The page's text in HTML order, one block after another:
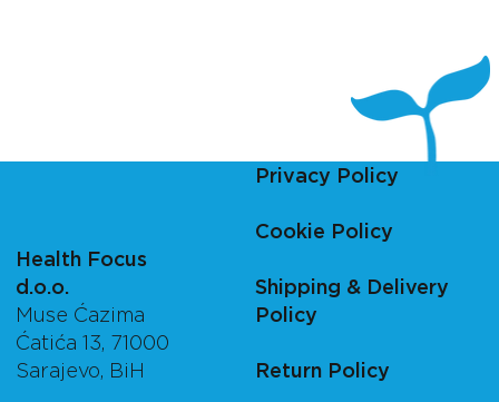
Health Focus
d.o.o.
Muse Ćazima
Ćatića 13, 71000
Sarajevo, BiH
Privacy Policy
Cookie Policy
Shipping & Delivery
Policy
Return Policy